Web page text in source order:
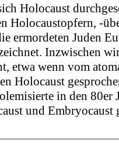
Holocaust
Holocaustopfern, -
ermordeten Juden
Inzwischen
etwa wenn vom
Holocaust
in den 80er
und Embryocaust